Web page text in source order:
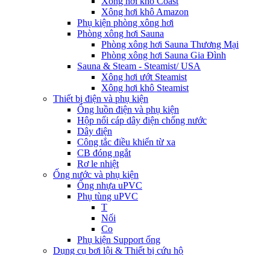
Xông hơi khô Amazon
Phụ kiện phòng xông hơi
Phòng xông hơi Sauna
Phòng xông hơi Sauna Thương Mại
Phòng xông hơi Sauna Gia Đình
Sauna & Steam - Steamist/ USA
Xông hơi ướt Steamist
Xông hơi khô Steamist
Thiết bị điện và phụ kiện
Ống luồn điện và phụ kiện
Hộp nối cáp dây điện chống nước
Dây điện
Công tắc điều khiển từ xa
CB đóng ngắt
Rơ le nhiệt
Ống nước và phụ kiện
Ống nhựa uPVC
Phụ tùng uPVC
T
Nối
Co
Phụ kiện Support ống
Dụng cụ bơi lội & Thiết bị cứu hộ